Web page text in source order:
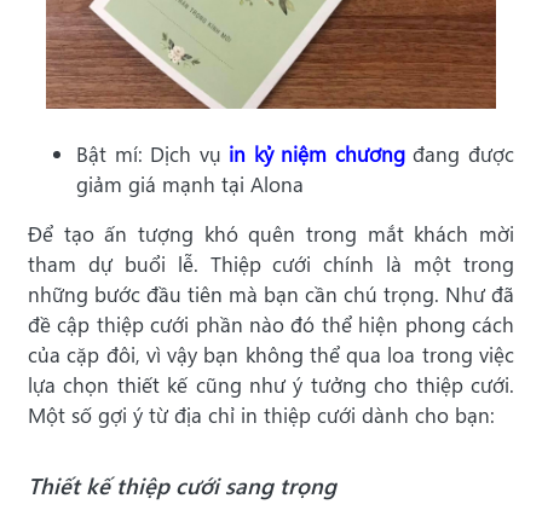
Bật mí: Dịch vụ in kỷ niệm chươngđang được
giảm giá mạnh tại Alona
Để tạo ấn tượng khó quên trong mắt khách mời
tham dự buổi lễ. Thiệp cưới chính là một trong
những bước đầu tiên mà bạn cần chú trọng. Như đã
đề cập thiệp cưới phần nào đó thể hiện phong cách
của cặp đôi, vì vậy bạn không thể qua loa trong việc
lựa chọn thiết kế cũng như ý tưởng cho thiệp cưới.
Một số gợi ý từ địa chỉ in thiệp cưới dành cho bạn:
Thiết kế thiệp cưới sang trọng